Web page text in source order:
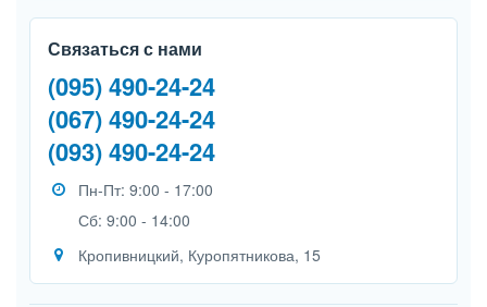
Связаться с нами
(095) 490-24-24
(067) 490-24-24
(093) 490-24-24
Пн-Пт: 9:00 - 17:00
Сб: 9:00 - 14:00
Кропивницкий, Куропятникова, 15